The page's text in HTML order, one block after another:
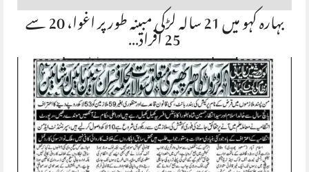
بہارہ کہو میں 21 سالہ لڑکی مبینہ طور پر اغوا، 20 سے 25 افراد…